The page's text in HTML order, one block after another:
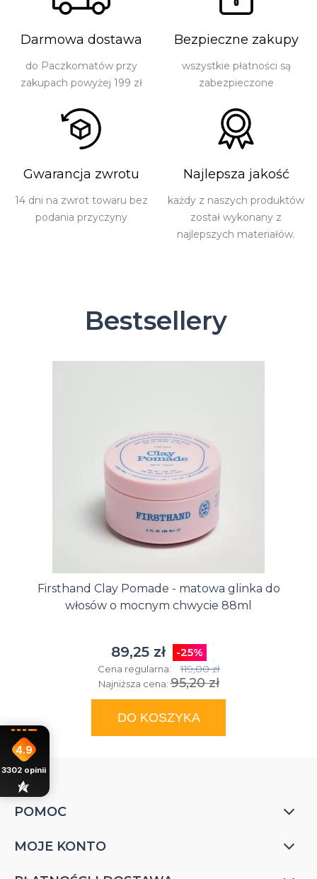
Darmowa dostawa
do Paczkomatów przy
zakupach powyżej 199 zł
Bezpieczne zakupy
wszystkie płatności są
zabezpieczone
Gwarancja zwrotu
14 dni na zwrot towaru bez
podania przyczyny
Najlepsza jakość
każdy z naszych produktów
został wykonany z
najlepszych materiałów.
Bestsellery
Firsthand Clay Pomade - matowa glinka do
włosów o mocnym chwycie 88ml
89,25 zł -25%
Cena regularna: 119,00 zł
Najniższa cena:95,20 zł
DO KOSZYKA
POMOC
MOJE KONTO
4.9
3302 opinii